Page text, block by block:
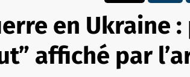
en Ukraine
affiché par